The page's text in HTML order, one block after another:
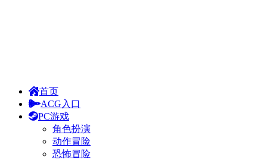
首页
ACG入口
PC游戏
角色扮演
动作冒险
恐怖冒险